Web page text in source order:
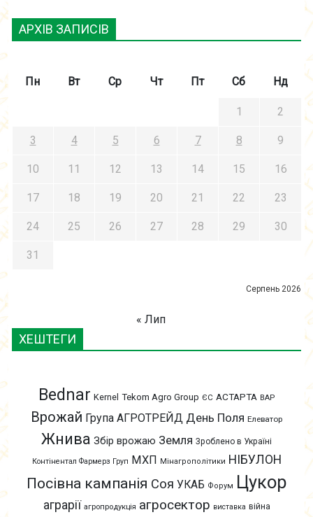
АРХІВ ЗАПИСІВ
Серпень 2026
Пн Вт Ср Чт Пт Сб Нд
1 2
3 4 5 6 7 8 9
10 11 12 13 14 15 16
17 18 19 20 21 22 23
24 25 26 27 28 29 30
31
« Лип
ХЕШТЕГИ
Bednar Kernel Tekom Agro Group ЄС АСТАРТА ВАР
Врожай Група АГРОТРЕЙД День Поля Елеватор
Жнива Збір врожаю Земля Зроблено в Україні
Контінентал Фармерз Груп МХП Мінагрополітики НІБУЛОН
Посівна кампанія Соя УКАБ Форум Цукор
аграрії агропродукція агросектор виставка війна